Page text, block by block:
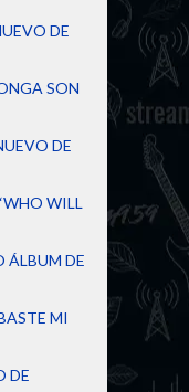
DE
SON
DE
WILL
ÁLBUM DE
MI
DE